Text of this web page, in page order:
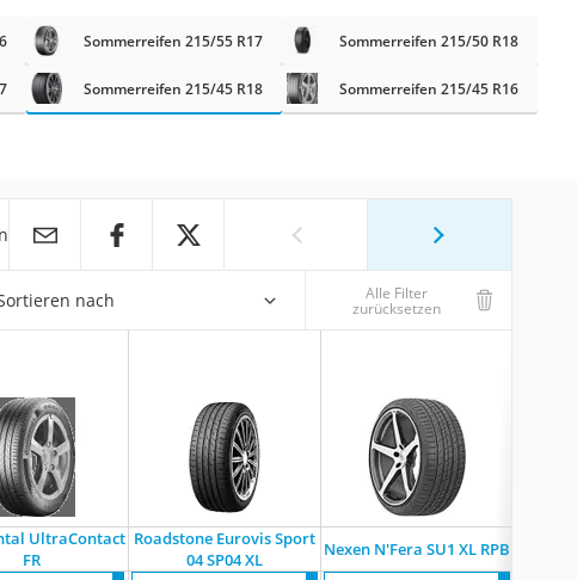
Sommerreifen 215/55 R17 Sommerreifen 215/50 R18
Sommerreifen 215/45 R18 Sommerreifen 215/45 R16
nach Alle Filter
zurücksetzen
UltraContact
FR
Roadstone Eurovis Sport
04 SP04 XL
Nexen N'Fera SU1 XL RPB